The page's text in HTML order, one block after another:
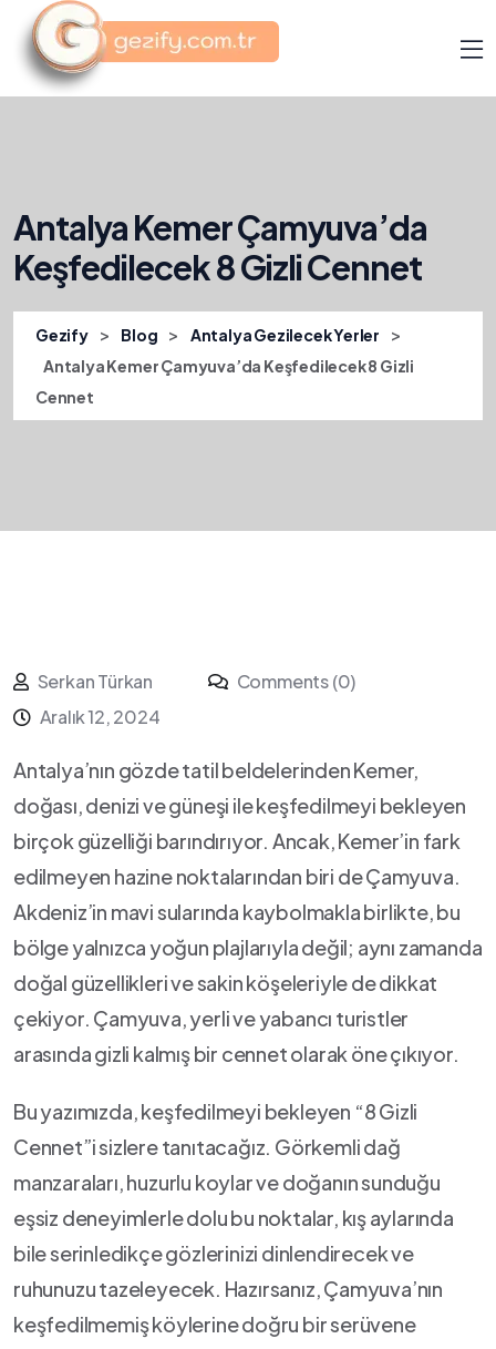
Antalya Kemer Çamyuva’da
Keşfedilecek 8 Gizli Cennet
Gezify > Blog > Antalya Gezilecek Yerler >
Antalya Kemer Çamyuva’da Keşfedilecek 8 Gizli
Cennet
Serkan Türkan
Comments (0)
Aralık 12, 2024
Antalya’nın gözde tatil beldelerinden‍ Kemer,
doğası, denizi ve güneşi ile keşfedilmeyi bekleyen
birçok güzelliği barındırıyor. Ancak, Kemer’in fark
edilmeyen hazine noktalarından biri de ⁢Çamyuva.⁢
Akdeniz’in mavi sularında kaybolmakla birlikte,‌ bu
bölge yalnızca ⁣yoğun plajlarıyla değil; ‌aynı ​zamanda
doğal güzellikleri ve sakin köşeleriyle de dikkat
çekiyor. Çamyuva, ‍yerli ve yabancı turistler
arasında gizli kalmış bir cennet olarak öne çıkıyor.
Bu yazımızda, keşfedilmeyi bekleyen “8 Gizli⁢
Cennet”i sizlere tanıtacağız. Görkemli dağ
manzaraları, huzurlu koylar ve doğanın sunduğu
eşsiz deneyimlerle dolu ‍bu noktalar,​ kış ⁤aylarında
bile serinledikçe gözlerinizi dinlendirecek ⁣ve
ruhunuzu tazeleyecek. Hazırsanız, Çamyuva’nın
keşfedilmemiş köylerine doğru bir serüvene